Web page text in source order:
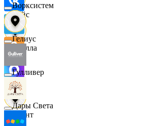
Вайс
Ителла
kari
Квант
Ворксистем
Гелиус
Гулливер
Дары Света